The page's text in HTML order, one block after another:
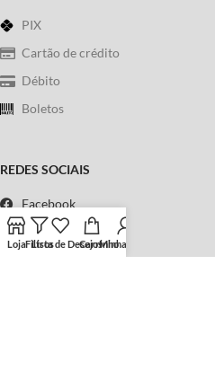
PIX
Cartão de crédito
Débito
Boletos
REDES SOCIAIS
Facebook
Instagram
LojaFiltros
Lista de Desejos
CarrinhoMinha conta